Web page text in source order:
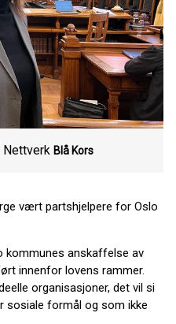
Nettverk Blå Kors
vært partshjelpere for Oslo
kommunes anskaffelse av
innenfor lovens rammer.
organisasjoner, det vil si
sosiale formål og som ikke